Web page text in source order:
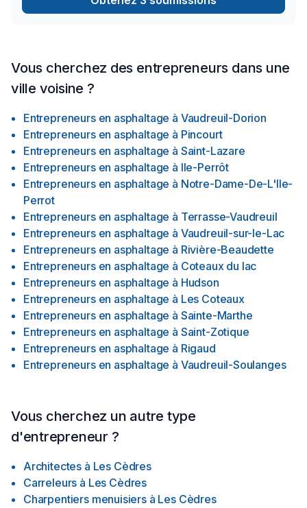
professionnalisme et sa capacité à créer des espaces
Vous cherchez des entrepreneurs dans une
ville voisine ?
Entrepreneurs en asphaltage à Vaudreuil-Dorion
Entrepreneurs en asphaltage à Pincourt
Entrepreneurs en asphaltage à Saint-Lazare
Entrepreneurs en asphaltage à Ile-Perrôt
Entrepreneurs en asphaltage à Notre-Dame-De-L'Ile-
Perrot
Entrepreneurs en asphaltage à Terrasse-Vaudreuil
Entrepreneurs en asphaltage à Vaudreuil-sur-le-Lac
Entrepreneurs en asphaltage à Rivière-Beaudette
Entrepreneurs en asphaltage à Coteaux du lac
Entrepreneurs en asphaltage à Hudson
Entrepreneurs en asphaltage à Les Coteaux
Entrepreneurs en asphaltage à Sainte-Marthe
Entrepreneurs en asphaltage à Saint-Zotique
Entrepreneurs en asphaltage à Rigaud
Entrepreneurs en asphaltage à Vaudreuil-Soulanges
Vous cherchez un autre type
d'entrepreneur ?
Architectes à Les Cèdres
Carreleurs à Les Cèdres
Charpentiers menuisiers à Les Cèdres